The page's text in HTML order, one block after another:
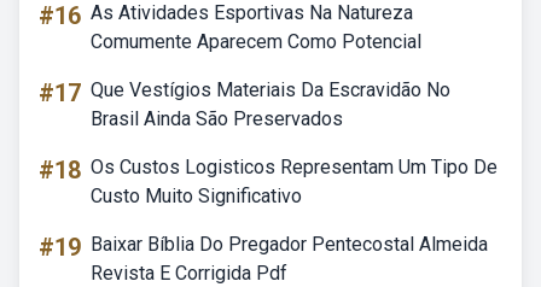
#16 As Atividades Esportivas Na Natureza
Comumente Aparecem Como Potencial
#17 Que Vestígios Materiais Da Escravidão No
Brasil Ainda São Preservados
#18 Os Custos Logisticos Representam Um Tipo De
Custo Muito Significativo
#19 Baixar Bíblia Do Pregador Pentecostal Almeida
Revista E Corrigida Pdf